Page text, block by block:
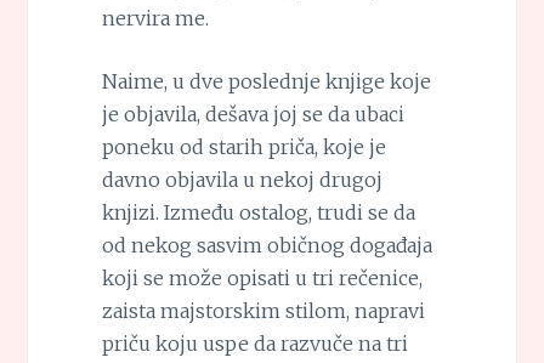
nervira me.
Naime, u dve poslednje knjige koje
je objavila, dešava joj se da ubaci
poneku od starih priča, koje je
davno objavila u nekoj drugoj
knjizi. Između ostalog, trudi se da
od nekog sasvim običnog događaja
koji se može opisati u tri rečenice,
zaista majstorskim stilom, napravi
priču koju uspe da razvuče na tri